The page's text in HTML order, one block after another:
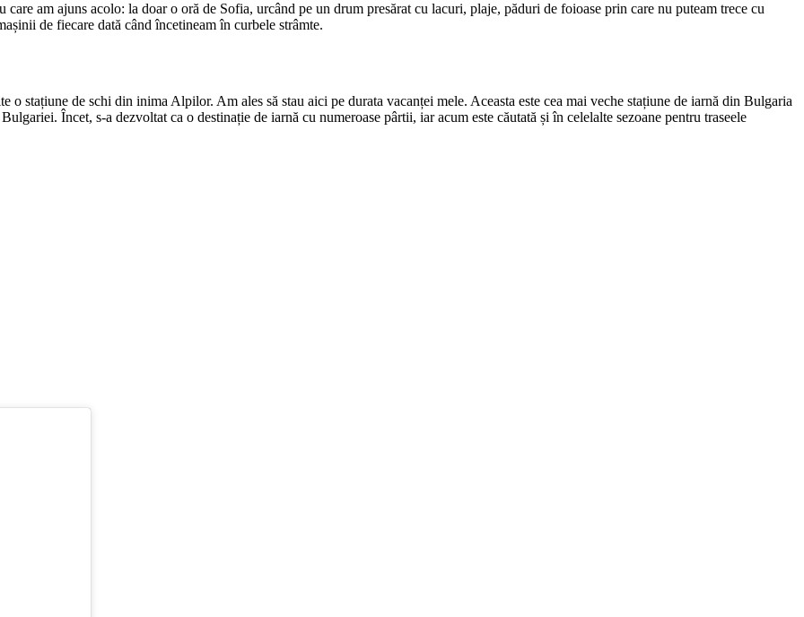
am ajuns acolo: la doar o oră de Sofia, urcând pe un drum presărat cu lacuri, plaje, păduri de foioase prin care nu puteam trece cu
de fiecare dată când încetineam în curbele strâmte.
stațiune de schi din inima Alpilor. Am ales să stau aici pe durata vacanței mele. Aceasta este cea mai veche stațiune de iarnă din Bulgaria
Încet, s-a dezvoltat ca o destinație de iarnă cu numeroase pârtii, iar acum este căutată și în celelalte sezoane pentru traseele